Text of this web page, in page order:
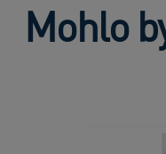
Mohlo